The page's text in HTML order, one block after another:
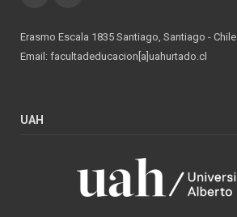
Erasmo Escala 1835 Santiago, Santiago - Chile
Email: facultadeducacion[a]uahurtado.cl
UAH